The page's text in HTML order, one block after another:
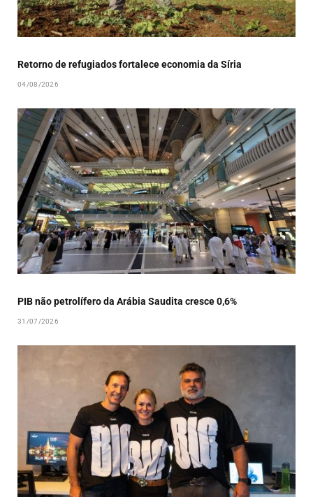
Retorno de refugiados fortalece economia da Síria
04/08/2026
PIB não petrolífero da Arábia Saudita cresce 0,6%
31/07/2026